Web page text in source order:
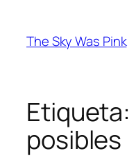
contenido
The Sky Was Pink
Etiqueta:
posibles